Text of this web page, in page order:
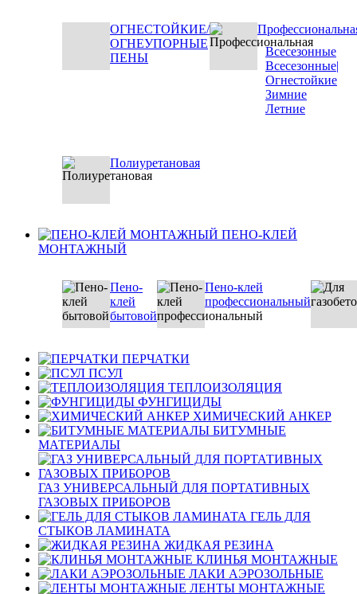
ОГНЕСТОЙКИЕ/
ОГНЕУПОРНЫЕ
ПЕНЫ
Всесезонные
Всесезонные|
Огнестойкие
Зимние
Летние
Полиуретановая
ПЕНО-КЛЕЙ
МОНТАЖНЫЙ
Пено-
клей
бытовой
Пено-клей
профессиональный
ПЕРЧАТКИ
ПСУЛ
ТЕПЛОИЗОЛЯЦИЯ
ФУНГИЦИДЫ
ХИМИЧЕСКИЙ АНКЕР
БИТУМНЫЕ
МАТЕРИАЛЫ
ГАЗ УНИВЕРСАЛЬНЫЙ ДЛЯ ПОРТАТИВНЫХ
ГАЗОВЫХ ПРИБОРОВ
ГЕЛЬ ДЛЯ
СТЫКОВ ЛАМИНАТА
ЖИДКАЯ РЕЗИНА
КЛИНЬЯ МОНТАЖНЫЕ
ЛАКИ АЭРОЗОЛЬНЫЕ
ЛЕНТЫ МОНТАЖНЫЕ